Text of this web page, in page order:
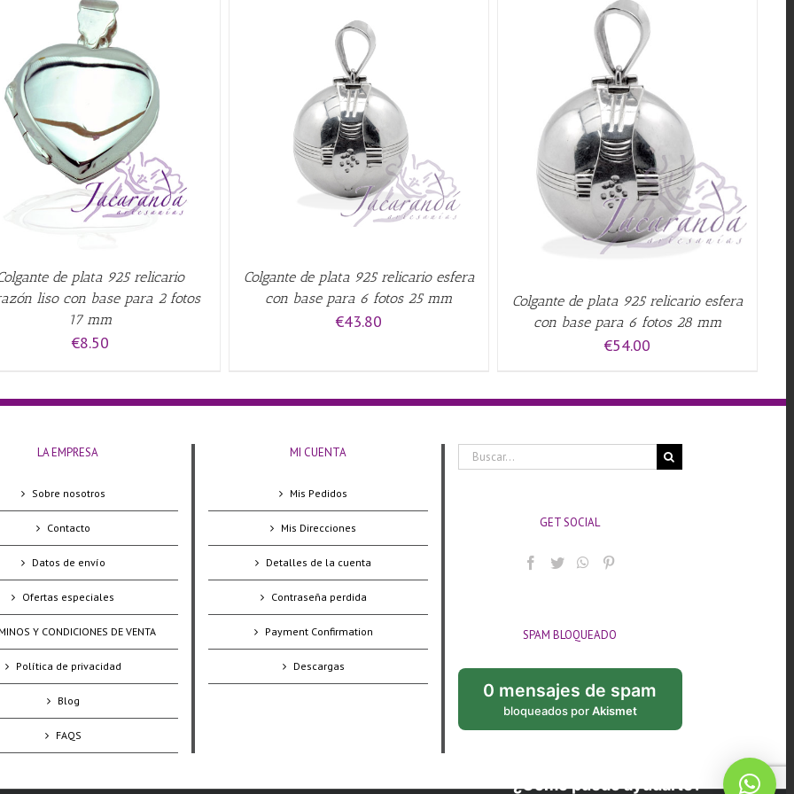
de plata 925 relicario
liso con base para 2 fotos
17 mm
€8.50
AÑADIR AL CARRITO / QUICK VIEW
Colgante de plata 925 relicario esfera
con base para 6 fotos 25 mm
€43.80
AÑADIR AL CARRITO QUICK VIEW
Colgante de plata 925 relicario esfera
con base para 6 fotos 28 mm
€54.00
LA EMPRESA
Sobre nosotros
Contacto
Datos de envío
Ofertas especiales
Y CONDICIONES DE VENTA
Política de privacidad
Blog
FAQS
MI CUENTA
Mis Pedidos
Mis Direcciones
Detalles de la cuenta
Contraseña perdida
Payment Confirmation
Descargas
Buscar:
GET SOCIAL
SPAM BLOQUEADO
0 mensajes de spam
bloqueados porAkismet
¿Cómo puedo ayudarte?